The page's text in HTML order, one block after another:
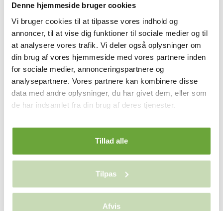
Denne hjemmeside bruger cookies
Vi bruger cookies til at tilpasse vores indhold og
annoncer, til at vise dig funktioner til sociale medier og til
at analysere vores trafik. Vi deler også oplysninger om
din brug af vores hjemmeside med vores partnere inden
for sociale medier, annonceringspartnere og
analysepartnere. Vores partnere kan kombinere disse
data med andre oplysninger, du har givet dem, eller som
de har indsamlet fra din brug af deres tjenester.
Tillad alle
Tilpas
Afvis
Fjernvarme